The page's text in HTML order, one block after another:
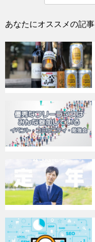
あなたにオススメの記事